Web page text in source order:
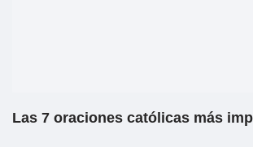
Las 7 oraciones católicas más